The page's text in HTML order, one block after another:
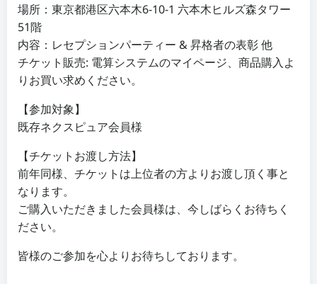
場所：東京都港区六本木6-10-1 六本木ヒルズ森タワー
51階
内容：レセプションパーティー & 昇格者の表彰 他
チケット販売: 電算システムのマイページ、商品購入よ
りお買い求めください。
【参加対象】
既存ネクスピュア会員様
【チケットお渡し方法】
前年同様、チケットは上位者の方よりお渡し頂く事と
なります。
ご購入いただきました会員様は、今しばらくお待ちく
ださい。
皆様のご参加を心よりお待ちしております。